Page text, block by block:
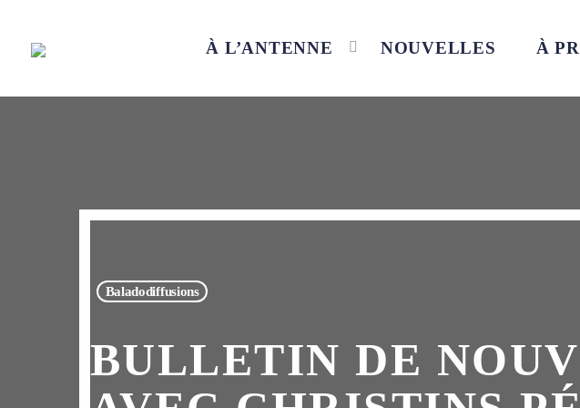
À L’ANTENNE NOUVELLES À
Baladodiffusions
BULLETIN DE